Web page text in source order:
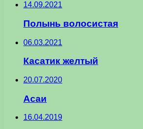
14.09.2021
Полынь волосистая
06.03.2021
Касатик желтый
20.07.2020
Асаи
16.04.2019